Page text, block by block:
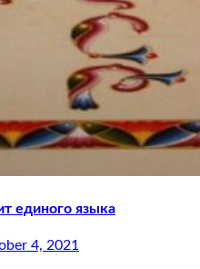
единого языка
4, 2021